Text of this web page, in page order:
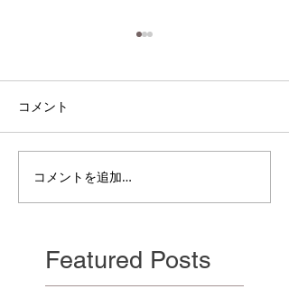
コメント
コメントを追加…
Featured Posts